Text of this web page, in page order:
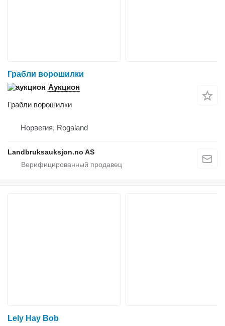
Грабли ворошилки
Аукцион
Грабли ворошилки
Норвегия, Rogaland
Landbruksauksjon.no AS
Lely Hay Bob